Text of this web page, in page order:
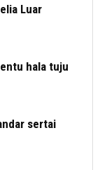
Luar
hala tuju
sertai